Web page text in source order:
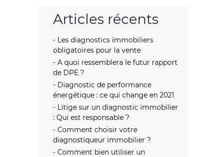
Articles récents
Les diagnostics immobiliers
obligatoires pour la vente
A quoi ressemblera le futur rapport
de DPE ?
Diagnostic de performance
énergétique : ce qui change en 2021
Litige sur un diagnostic immobilier
: Qui est responsable ?
Comment choisir votre
diagnostiqueur immobilier ?
Comment bien utiliser un